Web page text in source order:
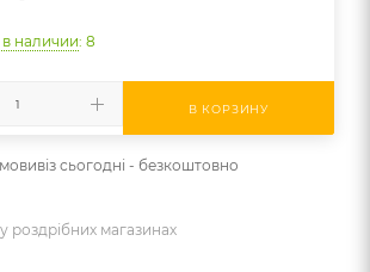
в наличии: 8
В КОРЗИНУ
сьогодні - безкоштовно
роздрібних магазинах